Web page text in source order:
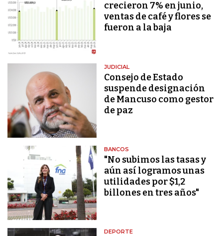
crecieron 7% en junio,
ventas de café y flores se
fueron a la baja
JUDICIAL
Consejo de Estado
suspende designación
de Mancuso como gestor
de paz
BANCOS
"No subimos las tasas y
aún así logramos unas
utilidades por $1,2
billones en tres años"
DEPORTE